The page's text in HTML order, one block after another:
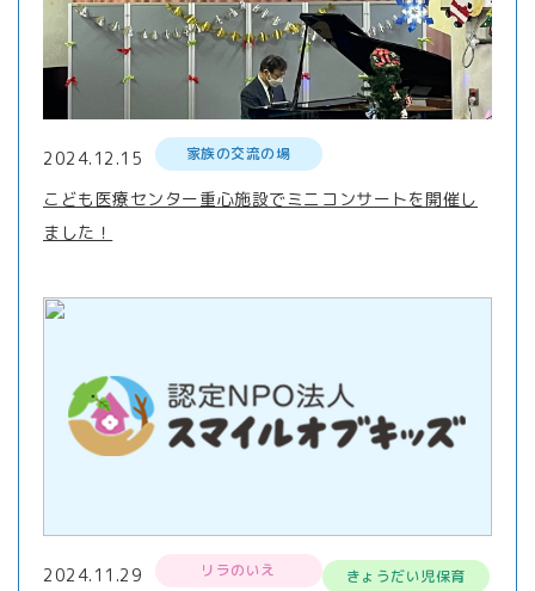
2024.12.15 家族の交流の場
こども医療センター重心施設でミニコンサートを開催し
ました！
2024.11.29 リラのいえ きょうだい児保育